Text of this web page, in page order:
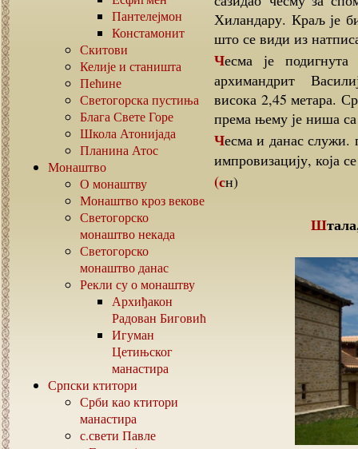
Пантелејмон
Констамонит
Скитови
Келије и станишта
Пећине
Светогорска пустиња
Блага Свете Горе
Школа Атонијада
Планина Атос
Монаштво
О монаштву
Монаштво кроз векове
Светогорско
монаштво некада
Светогорско
монаштво данас
Рекли су о монаштву
Архиђакон
Радован Биговић
Игуман
Цетињског
манастира
Српски ктитори
Срби као ктитори
манастира
с.свети Павле
Хиландару. Краљ је
што се види из
Чесма је подигнута у огради винограда, који је засадио исти
архимандрит
висока 2,45 метара.
према њему је ниша
Чесма и данас служи. по својој архитектури представља малу стилску
импровизацију, која
(сн)